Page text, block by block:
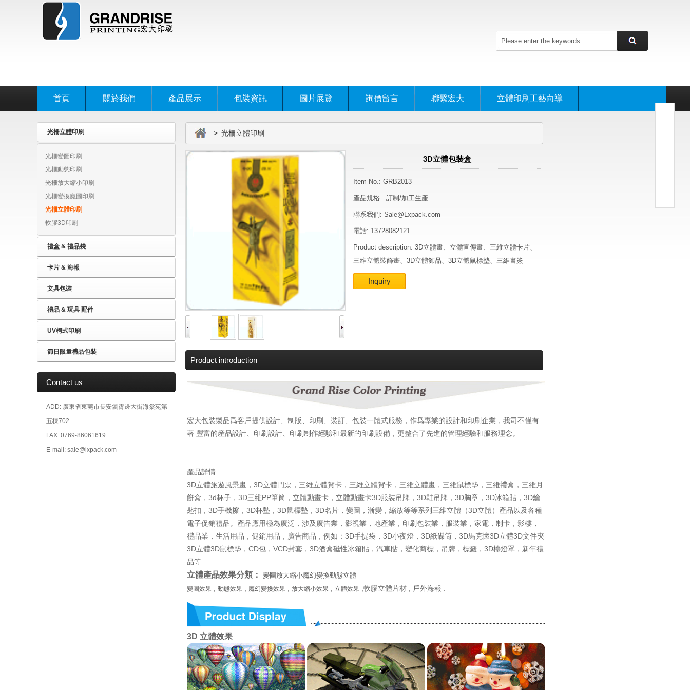
首頁 關於我們 產品展示 包裝資訊 圖片展覽 詢價留言 聯繫宏大 立體印刷工藝向導
光柵立體印刷
光柵變圖印刷
光柵動態印刷
光柵放大縮小印刷
光柵變換魔圖印刷
光柵立體印刷
軟膠3D印刷
禮盒 & 禮品袋
卡片 & 海報
文具包裝
禮品 & 玩具 配件
UV柯式印刷
節日限量禮品包裝
Contact us
ADD: 廣東省東莞市長安鎮霄邊大街海棠苑第
五棟702
FAX: 0769-86061619
E-mail: sale@lxpack.com
> 光柵立體印刷
3D立體包裝盒
Item No.: GRB2013
產品規格 : 訂制/加工生產
聯系我們: Sale@Lxpack.com
電話: 13728082121
Product description: 3D立體畫、立體宣傳畫、三維立體卡片、
三維立體裝飾畫、3D立體飾品、3D立體鼠標墊、三維書簽
Inquiry
Product introduction
宏大包裝製品爲客戶提供設計、制版、印刷、裝訂、包裝一體式服務，作爲專業的設計和印刷企業，我司不僅有
著 豐富的産品設計、印刷設計、印刷制作經驗和最新的印刷設備，更整合了先進的管理經驗和服務理念。
產品詳情:
3D立體旅遊風景畫，3D立體門票，三維立體賀卡，三維立體賀卡，三維立體畫，三維鼠標墊，三維禮盒，三維月
餅盒，3d杯子，3D三維PP筆筒，立體動畫卡，立體動畫卡3D服裝吊牌，3D鞋吊牌，3D胸章，3D冰箱貼，3D鑰
匙扣，3D手機擦，3D杯墊，3D鼠標墊，3D名片，變圖，漸變，縮放等等系列三維立體（3D立體）產品以及各種
電子促銷禮品。產品應用極為廣泛，涉及廣告業，影視業，地產業，印刷包裝業，服裝業，家電，制卡，影樓，
禮品業，生活用品，促銷用品，廣告商品，例如：3D手提袋，3D小夜燈，3D紙碟筒，3D馬克懷3D立體3D文件夾
3D立體3D鼠標墊，CD包，VCD封套，3D酒盒磁性冰箱貼，汽車貼，變化商標，吊牌，標籤，3D檯燈罩，新年禮
品等
立體產品效果分類： 變圖放大縮小魔幻變換動態立體
變圖效果 動態效果 魔幻變換效果 放大縮小效果 立體效果 ,軟膠立體片材 , 戶外海報 .
3D 立體效果